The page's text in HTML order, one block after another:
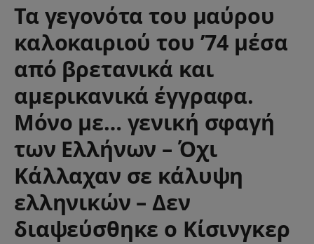
Τα γεγονότα του μαύρου
καλοκαιριού του ’74 μέσα
από βρετανικά και
αμερικανικά έγγραφα.
Μόνο με… γενική σφαγή
των Ελλήνων – Όχι
Κάλλαχαν σε κάλυψη
ελληνικών – Δεν
διαψεύσθηκε ο Κίσινγκερ